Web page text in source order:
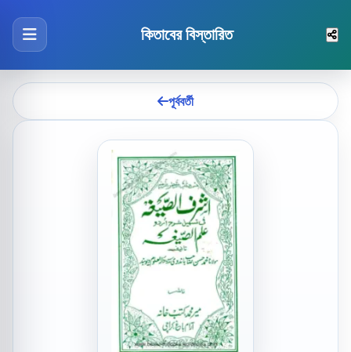
কিতাবের বিস্তারিত
পূর্ববর্তী